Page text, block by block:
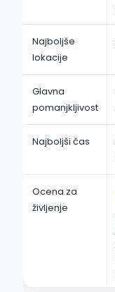
Najboljše
lokacije
Glavna
pomanjkljivost
Najboljši čas
Ocena za
življenje